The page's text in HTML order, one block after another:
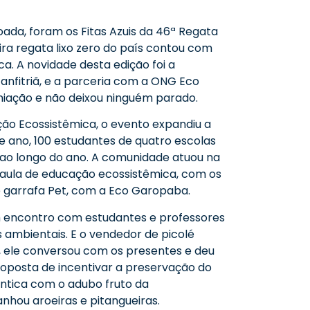
foram os Fitas Azuis da 46ª Regata
regata lixo zero do país contou com
A novidade desta edição foi a
e a parceria com a ONG Eco
e não deixou ninguém parado.
Ecossistêmica, o evento expandiu a
100 estudantes de quatro escolas
longo do ano. A comunidade atuou na
de educação ecossistêmica, com os
Pet, com a Eco Garopaba.
encontro com estudantes e professores
E o vendedor de picolé
conversou com os presentes e deu
de incentivar a preservação do
com o adubo fruto da
aroeiras e pitangueiras.